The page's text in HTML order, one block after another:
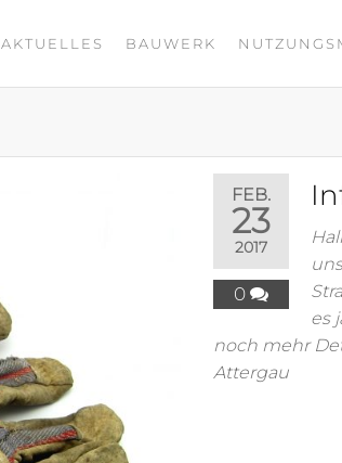
AKTUELLES BAUWERK
FEB.
23
2017
0
es
noch mehr
Attergau